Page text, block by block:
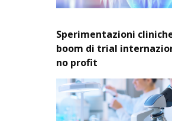
Sperimentazioni
boom di trial
no profit